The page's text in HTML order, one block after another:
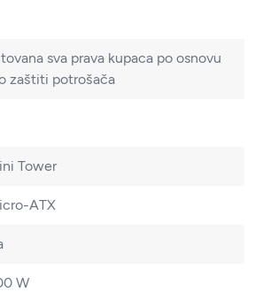
sva prava kupaca po osnovu
zaštiti potrošača
Tower
ATX
W